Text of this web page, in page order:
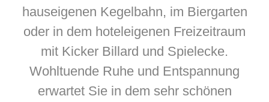
hauseigenen Kegelbahn, im Biergarten
oder in dem hoteleigenen Freizeitraum
mit Kicker Billard und Spielecke.
Wohltuende Ruhe und Entspannung
erwartet Sie in dem sehr schönen